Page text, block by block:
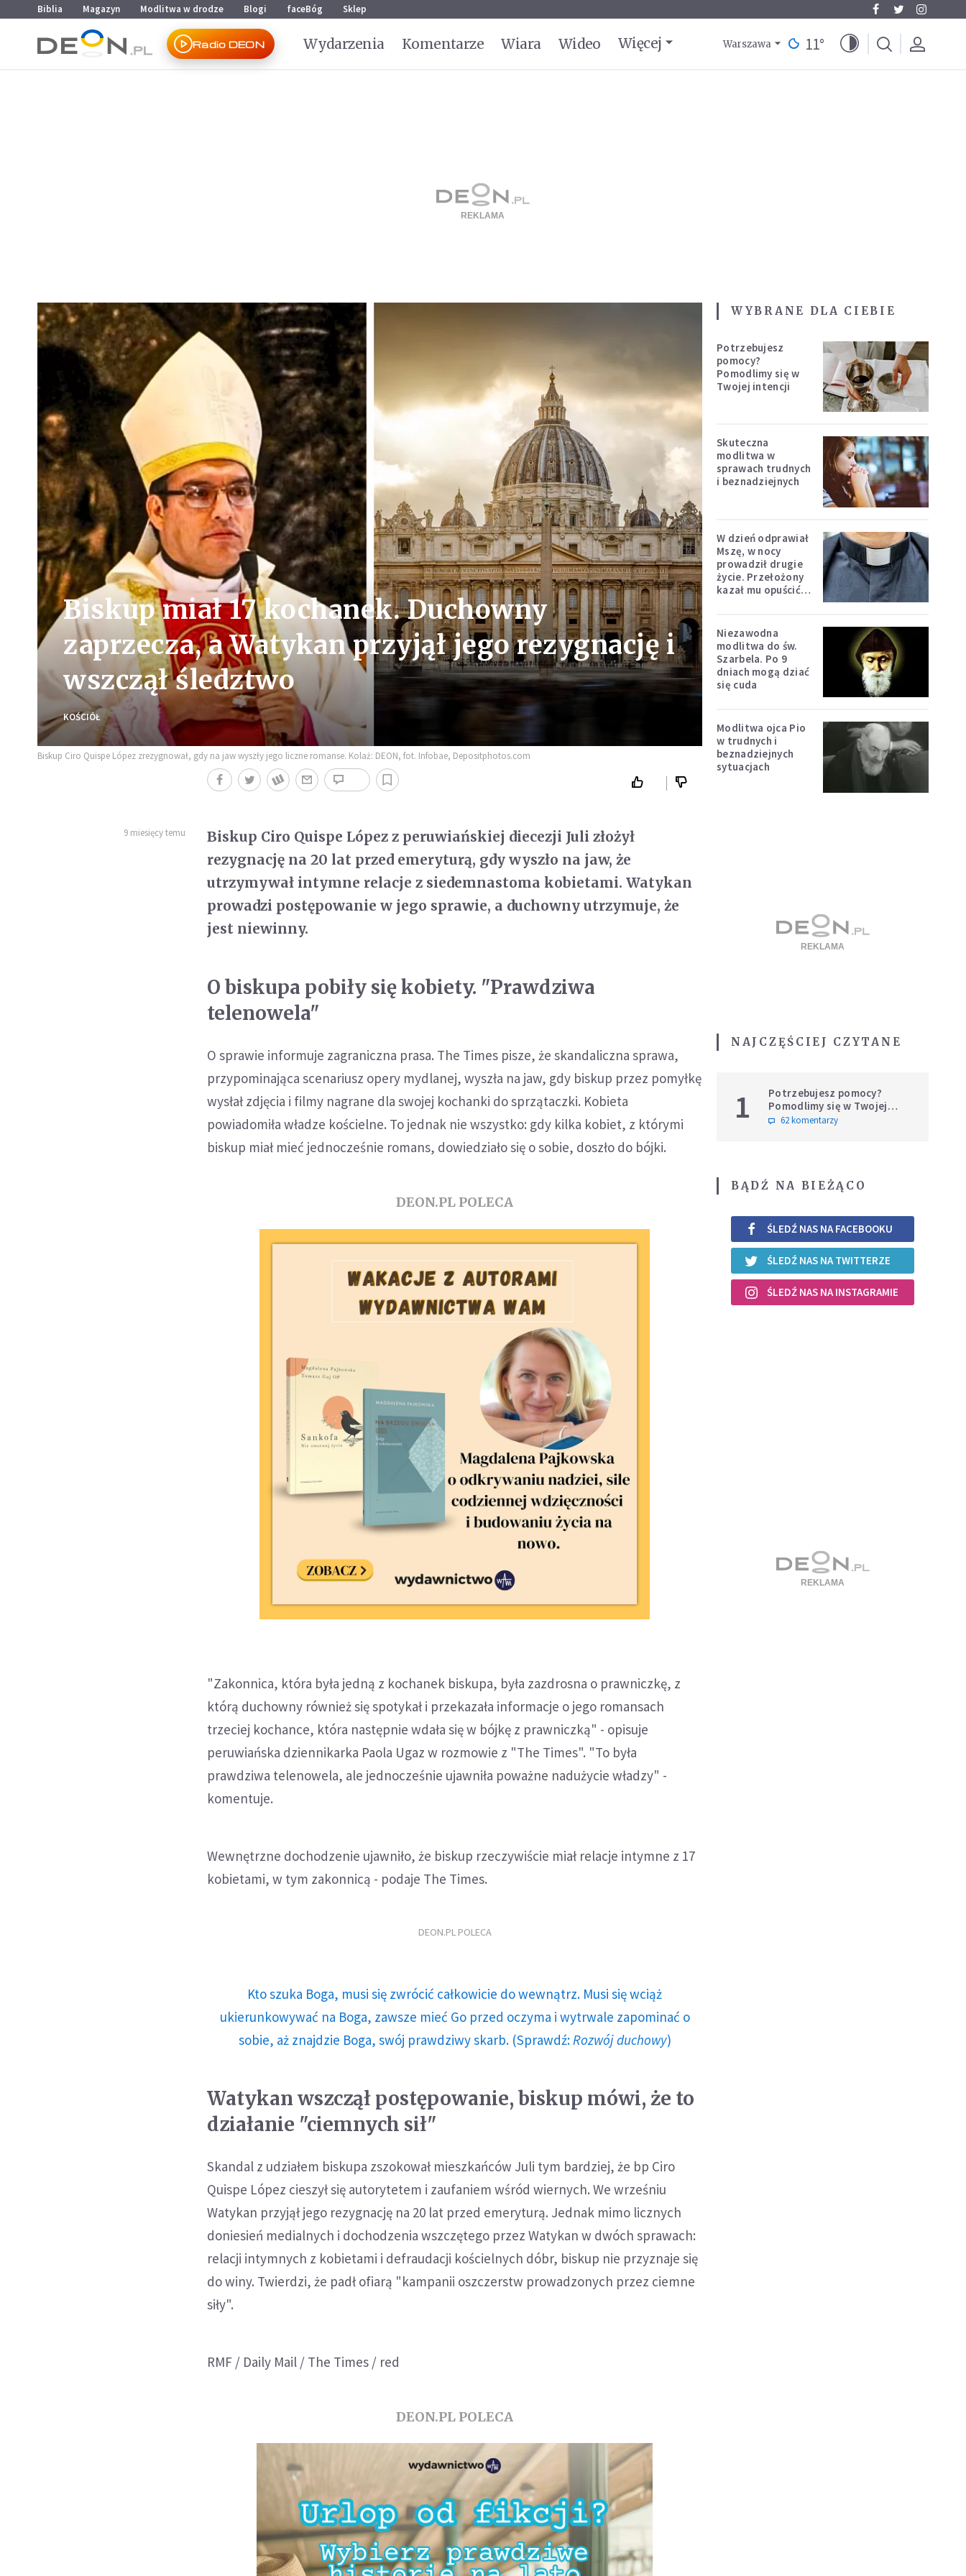
Przejdź do menu głównego
Przejdź do treści
Biblia Magazyn Modlitwa w drodze Blogi faceBóg Sklep
Radio DEON Wydarzenia Komentarze Wiara Wideo Więcej Warszawa 11°
Biskup miał 17 kochanek. Duchowny
zaprzecza, a Watykan przyjął jego rezygnację i
wszczął śledztwo
KOŚCIÓŁ
Biskup Ciro Quispe López zrezygnował, gdy na jaw wyszły jego liczne romanse. Kolaż: DEON, fot. Infobae, Depositphotos.com
9 miesięcy temu
Biskup Ciro Quispe López z peruwiańskiej diecezji Juli złożył
rezygnację na 20 lat przed emeryturą, gdy wyszło na jaw, że
utrzymywał intymne relacje z siedemnastoma kobietami. Watykan
prowadzi postępowanie w jego sprawie, a duchowny utrzymuje, że
jest niewinny.
O biskupa pobiły się kobiety. "Prawdziwa
telenowela"
O sprawie informuje zagraniczna prasa. The Times pisze, że skandaliczna sprawa,
przypominająca scenariusz opery mydlanej, wyszła na jaw, gdy biskup przez pomyłkę
wysłał zdjęcia i filmy nagrane dla swojej kochanki do sprzątaczki. Kobieta
powiadomiła władze kościelne. To jednak nie wszystko: gdy kilka kobiet, z którymi
biskup miał mieć jednocześnie romans, dowiedziało się o sobie, doszło do bójki.
DEON.PL POLECA
"Zakonnica, która była jedną z kochanek biskupa, była zazdrosna o prawniczkę, z
którą duchowny również się spotykał i przekazała informacje o jego romansach
trzeciej kochance, która następnie wdała się w bójkę z prawniczką" - opisuje
peruwiańska dziennikarka Paola Ugaz w rozmowie z "The Times". "To była
prawdziwa telenowela, ale jednocześnie ujawniła poważne nadużycie władzy" -
komentuje.
Wewnętrzne dochodzenie ujawniło, że biskup rzeczywiście miał relacje intymne z 17
kobietami, w tym zakonnicą - podaje The Times.
DEON.PL POLECA
Kto szuka Boga, musi się zwrócić całkowicie do wewnątrz. Musi się wciąż
ukierunkowywać na Boga, zawsze mieć Go przed oczyma i wytrwale zapominać o
sobie, aż znajdzie Boga, swój prawdziwy skarb. (Sprawdź: Rozwój duchowy)
Watykan wszczął postępowanie, biskup mówi, że to
działanie "ciemnych sił"
Skandal z udziałem biskupa zszokował mieszkańców Juli tym bardziej, że bp Ciro
Quispe López cieszył się autorytetem i zaufaniem wśród wiernych. We wrześniu
Watykan przyjął jego rezygnację na 20 lat przed emeryturą. Jednak mimo licznych
doniesień medialnych i dochodzenia wszczętego przez Watykan w dwóch sprawach:
relacji intymnych z kobietami i defraudacji kościelnych dóbr, biskup nie przyznaje się
do winy. Twierdzi, że padł ofiarą "kampanii oszczerstw prowadzonych przez ciemne
siły".
RMF / Daily Mail / The Times / red
DEON.PL POLECA
WYBRANE DLA CIEBIE
Potrzebujesz
pomocy?
Pomodlimy się w
Twojej intencji
Skuteczna
modlitwa w
sprawach trudnych
i beznadziejnych
W dzień odprawiał
Mszę, w nocy
prowadził drugie
życie. Przełożony
kazał mu opuścić
Niezawodna
modlitwa do św.
Szarbela. Po 9
dniach mogą dziać
się cuda
Modlitwa ojca Pio
w trudnych i
beznadziejnych
sytuacjach
NAJCZĘŚCIEJ CZYTANE
1
Potrzebujesz pomocy?
Pomodlimy się w Twojej
intencji
62 komentarzy
BĄDŹ NA BIEŻĄCO
ŚLEDŹ NAS NA FACEBOOKU
ŚLEDŹ NAS NA TWITTERZE
ŚLEDŹ NAS NA INSTAGRAMIE